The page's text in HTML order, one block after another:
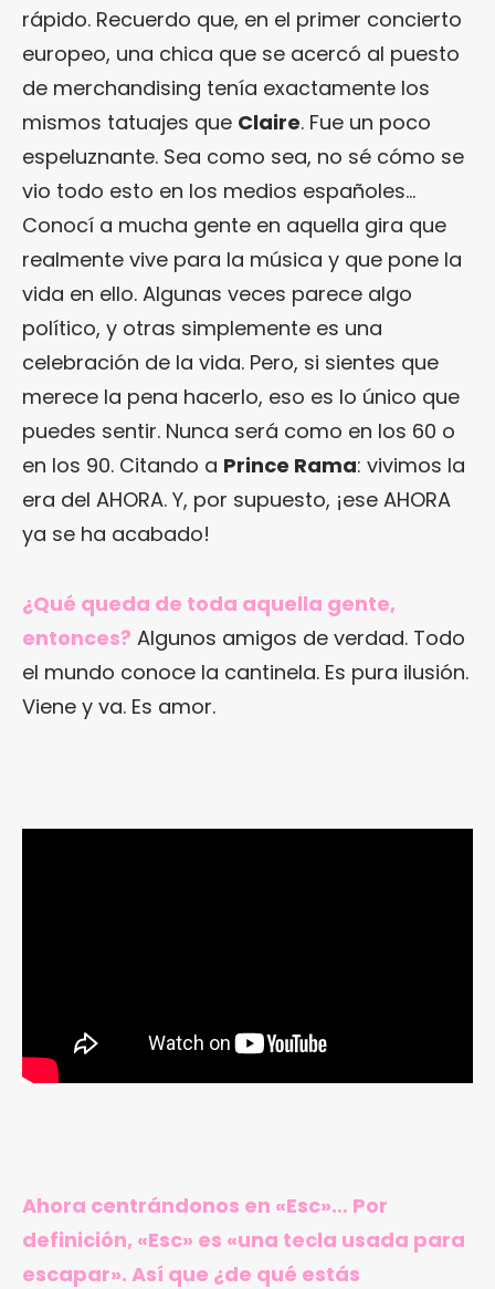
rápido. Recuerdo que, en el primer concierto
europeo, una chica que se acercó al puesto
de merchandising tenía exactamente los
mismos tatuajes que Claire. Fue un poco
espeluznante. Sea como sea, no sé cómo se
vio todo esto en los medios españoles…
Conocí a mucha gente en aquella gira que
realmente vive para la música y que pone la
vida en ello. Algunas veces parece algo
político, y otras simplemente es una
celebración de la vida. Pero, si sientes que
merece la pena hacerlo, eso es lo único que
puedes sentir. Nunca será como en los 60 o
en los 90. Citando a Prince Rama: vivimos la
era del AHORA. Y, por supuesto, ¡ese AHORA
ya se ha acabado!
¿Qué queda de toda aquella gente,
entonces? Algunos amigos de verdad. Todo
el mundo conoce la cantinela. Es pura ilusión.
Viene y va. Es amor.
Ahora centrándonos en «Esc»… Por
definición, «Esc» es «una tecla usada para
escapar». Así que ¿de qué estás